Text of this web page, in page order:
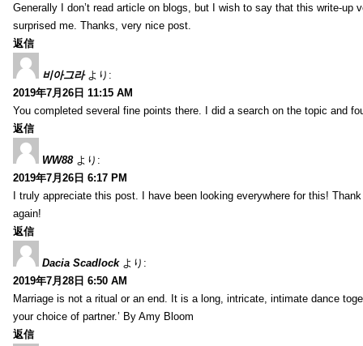
Generally I don’t read article on blogs, but I wish to say that this write-
surprised me. Thanks, very nice post.
返信
비아그라 より:
2019年7月26日 11:15 AM
You completed several fine points there. I did a search on the topic and
返信
WW88 より:
2019年7月26日 6:17 PM
I truly appreciate this post. I have been looking everywhere for this!
again!
返信
Dacia Scadlock より:
2019年7月28日 6:50 AM
Marriage is not a ritual or an end. It is a long, intricate, intimate dance
your choice of partner.’ By Amy Bloom
返信